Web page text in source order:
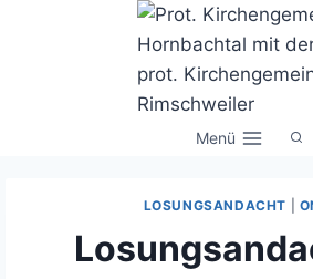
Menü
LOSUNGSANDACHT